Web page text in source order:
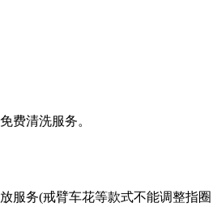
费清洗服务。
服务(戒臂车花等款式不能调整指圈